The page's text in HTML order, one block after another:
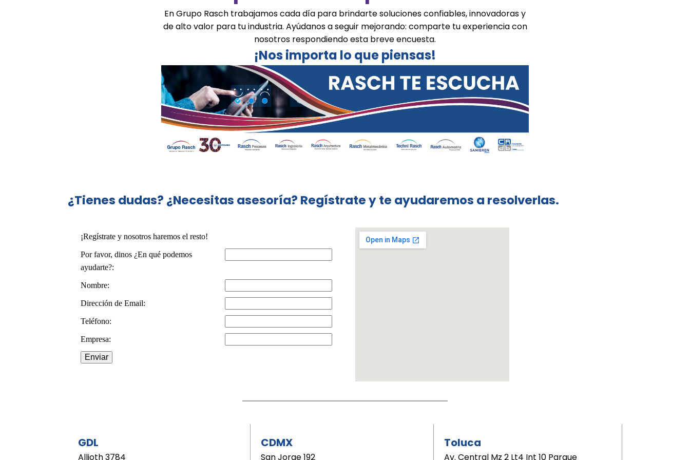
En Grupo Rasch trabajamos cada día para brindarte soluciones confiables, innovadoras y
de alto valor para tu industria. Ayúdanos a seguir mejorando: comparte tu experiencia con
nosotros respondiendo esta breve encuesta.
¡Nos importa lo que piensas!
¿Tienes dudas? ¿Necesitas asesoría? Regístrate y te ayudaremos a resolverlas.
¡Regístrate y nosotros haremos el resto!
Por favor, dinos ¿En qué podemos
ayudarte?:
Nombre:
Dirección de Email:
Teléfono:
Empresa:
GDL
Allioth 3784
CDMX
San Jorge 192
Toluca
Av. Central Mz 2 Lt4 Int 10 Parque